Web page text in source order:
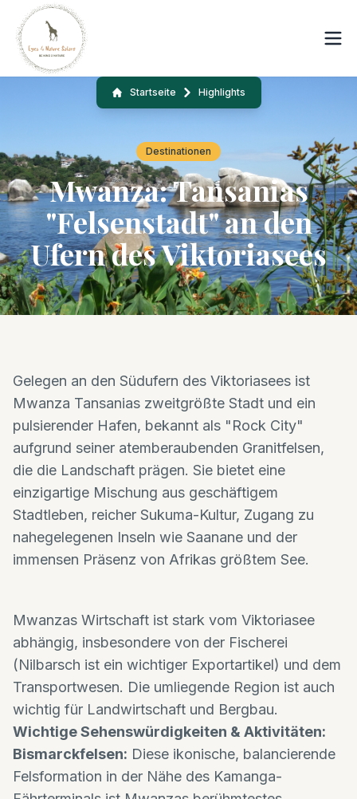
Startseite Highlights
Destinationen
Mwanza: Tansanias
"Felsenstadt" an den
Ufern des Viktoriasees
Gelegen an den Südufern des Viktoriasees ist
Mwanza Tansanias zweitgrößte Stadt und ein
pulsierender Hafen, bekannt als "Rock City"
aufgrund seiner atemberaubenden Granitfelsen,
die die Landschaft prägen. Sie bietet eine
einzigartige Mischung aus geschäftigem
Stadtleben, reicher Sukuma-Kultur, Zugang zu
nahegelegenen Inseln wie Saanane und der
immensen Präsenz von Afrikas größtem See.
Mwanzas Wirtschaft ist stark vom Viktoriasee
abhängig, insbesondere von der Fischerei
(Nilbarsch ist ein wichtiger Exportartikel) und dem
Transportwesen. Die umliegende Region ist auch
wichtig für Landwirtschaft und Bergbau.
Wichtige Sehenswürdigkeiten & Aktivitäten:
Bismarckfelsen: Diese ikonische, balancierende
Felsformation in der Nähe des Kamanga-